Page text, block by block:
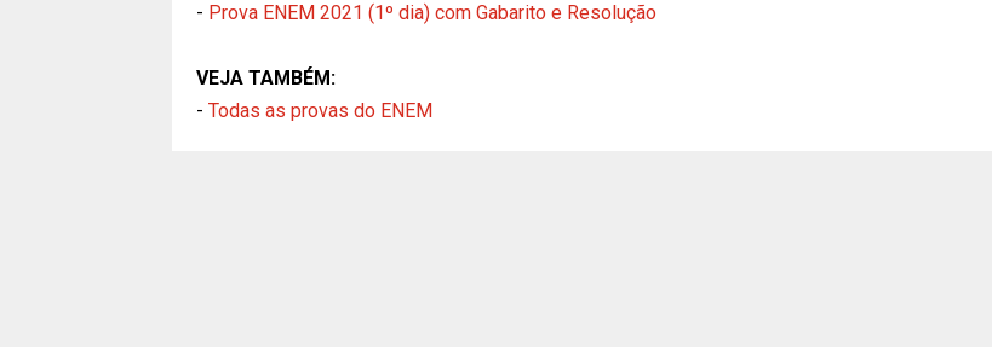
- Prova ENEM 2021 (1º dia) com Gabarito e Resolução
VEJA TAMBÉM:
- Todas as provas do ENEM